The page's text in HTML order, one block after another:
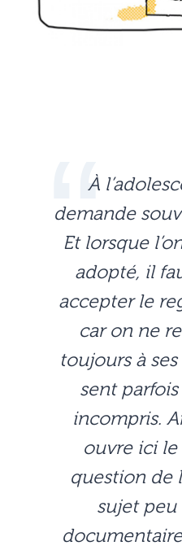
À
demande
Et lorsque
adopté, il
accepter le
car on ne
toujours à
sent
incompris.
ouvre ici le
question de
sujet peu